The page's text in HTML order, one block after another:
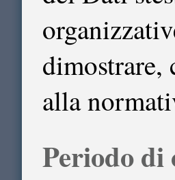
dimostrare,
alla
Periodo di